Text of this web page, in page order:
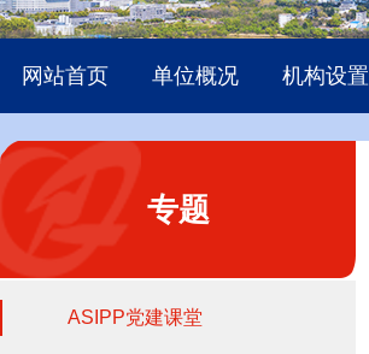
网站首页 单位概况 机构设置
专题
ASIPP党建课堂